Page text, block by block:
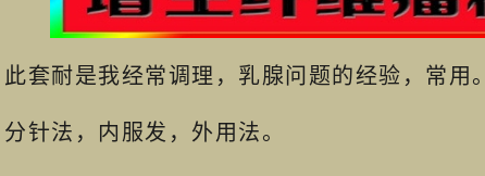
此套耐是我经常调理，乳腺问题的经验，常用。
分针法，内服发，外用法。